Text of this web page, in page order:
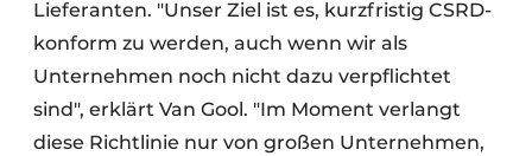
Lieferanten. "Unser Ziel ist es, kurzfristig CSRD-
konform zu werden, auch wenn wir als
Unternehmen noch nicht dazu verpflichtet
sind", erklärt Van Gool. "Im Moment verlangt
diese Richtlinie nur von großen Unternehmen,